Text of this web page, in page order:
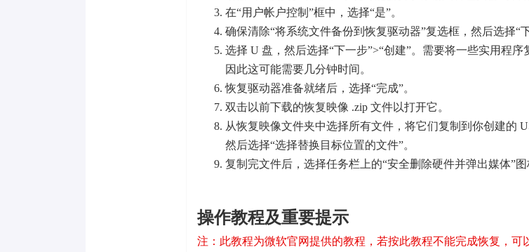
在“用户帐户控制”框中，选择“是”。
确保清除“将系统文件备份到恢复驱动器”复选框，然后选择“下
选择 U 盘，然后选择“下一步”>“创建”。需要将一些实用程序
因此这可能需要几分钟时间。
恢复驱动器准备就绪后，选择“完成”。
双击以前下载的恢复映像 .zip 文件以打开它。
从恢复映像文件夹中选择所有文件，将它们复制到你创建的
然后选择“选择替换目标位置的文件”。
复制完文件后，选择任务栏上的“安全删除硬件并弹出媒体”图
操作教程及重要提示
注：此教程为微软官网提供的教程，若按此教程不能完成恢复，可